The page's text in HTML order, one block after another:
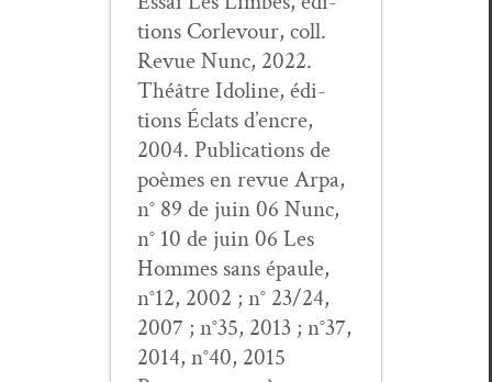
tions Cor­levour, coll.
Revue Nunc, 2022.
Théâtre Ido­line, édi­
tions Éclats d’encre,
2004. Pub­li­ca­tions de
poèmes en revue Arpa,
n° 89 de juin 06 Nunc,
n° 10 de juin 06 Les
Hommes sans épaule,
n°12, 2002 ; n° 23/24,
2007 ; n°35, 2013 ; n°37,
2014, n°40, 2015